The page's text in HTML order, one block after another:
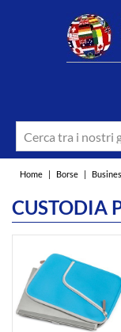
Home | Borse |
CUSTODIA